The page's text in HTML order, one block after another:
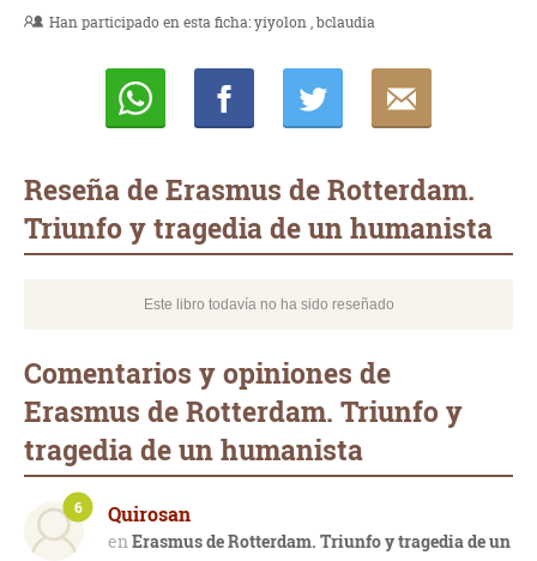
Han participado en esta ficha:yiyolon bclaudia
Reseña de Erasmus de Rotterdam.
Triunfo y tragedia de un humanista
Este libro todavía no ha sido reseñado
Comentarios y opiniones de
Erasmus de Rotterdam. Triunfo y
tragedia de un humanista
Quirosan
Erasmus de Rotterdam. Triunfo y tragedia de un
6